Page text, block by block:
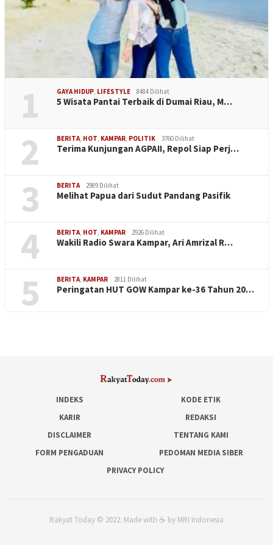
1 GAYA HIDUP LIFESTYLE 8484 Dilihat
5 Wisata Pantai Terbaik di Dumai Riau, M…
2 BERITA HOT KAMPAR POLITIK 3760 Dilihat
Terima Kunjungan AGPAII, Repol Siap Perj…
3 BERITA 2989 Dilihat
Melihat Papua dari Sudut Pandang Pasifik
4 BERITA HOT KAMPAR 2926 Dilihat
Wakili Radio Swara Kampar, Ari Amrizal R…
5 BERITA KAMPAR 2811 Dilihat
Peringatan HUT GOW Kampar ke-36 Tahun 20…
INDEKS
KODE ETIK
KARIR
REDAKSI
DISCLAIMER
TENTANG KAMI
FORM PENGADUAN
PEDOMAN MEDIA SIBER
PRIVACY POLICY
Rakyat Today © 2022. Made with ☕ by MRI Indonesia